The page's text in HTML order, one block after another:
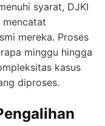
syarat, DJKI
mencatat
mereka. Proses
minggu hingga
kasus
diproses.